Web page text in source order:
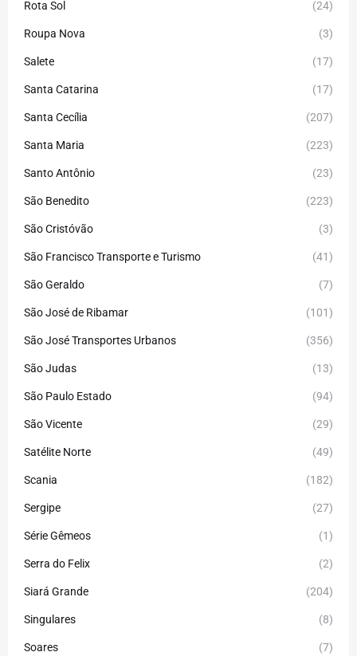
Rota Sol (24)
Roupa Nova (3)
Salete (17)
Santa Catarina (17)
Santa Cecília (207)
Santa Maria (223)
Santo Antônio (23)
São Benedito (223)
São Cristóvão (3)
São Francisco Transporte e Turismo (41)
São Geraldo (7)
São José de Ribamar (101)
São José Transportes Urbanos (356)
São Judas (13)
São Paulo Estado (94)
São Vicente (29)
Satélite Norte (49)
Scania (182)
Sergipe (27)
Série Gêmeos (1)
Serra do Felix (2)
Siará Grande (204)
Singulares (8)
Soares (7)